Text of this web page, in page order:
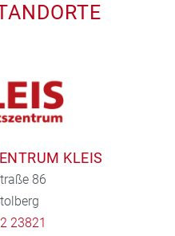
KLEIS
86
23821